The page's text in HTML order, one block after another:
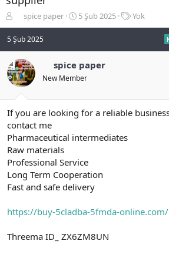
o
n
u
y
u
b
a
ş
l
a
t
a
n
spice paper
B
a
n
g
ç
t
i
i
5 Şub 2025
E
t
r
Yok
5 Şub 2025
spice paper
New Member
If you are looking for a reliable
contact me
Pharmaceutical intermediates
Raw materials
Professional Service
Long Term Cooperation
Fast and safe delivery
https://buy-5cladba-5fmda-online.com/
Threema ID_ ZX6ZM8UN